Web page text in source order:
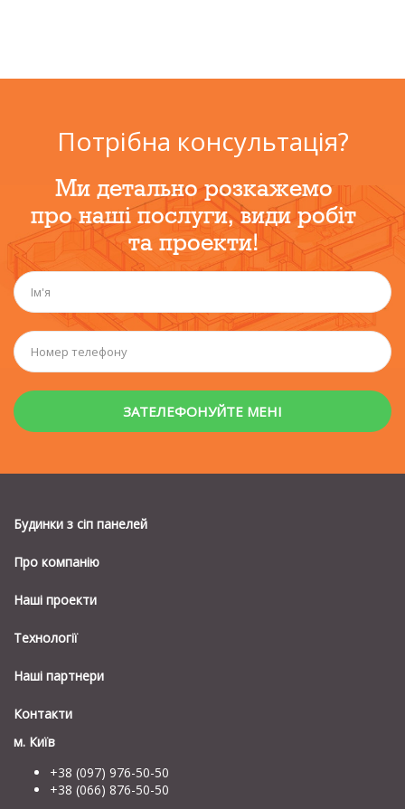
Потрібна консультація?
Ми детально розкажемо
про наші послуги, види робіт
та проекти!
Будинки з сiп панелей
Про компанію
Наші проекти
Технології
Наші партнери
Контакти
м. Київ
+38 (097) 976-50-50
+38 (066) 876-50-50